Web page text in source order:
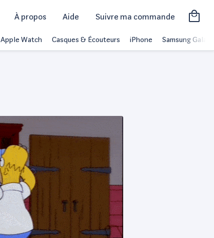
À propos Aide Suivre ma commande
Apple Watch Casques & Écouteurs iPhone Samsung Galaxy